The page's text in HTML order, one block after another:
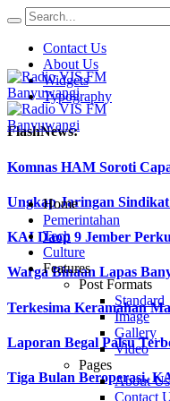
Contact Us
About Us
Widgets
Typography
FlashNews:
Komnas HAM Soroti
Ungkap Jaringan
KAI Daop 9 Jember
Warga Binaan Lapas
Terkesima Keramahan
Laporan Begal Palsu
Tiga Bulan Beroperasi,
Home
Pemerintahan
Tech
Culture
Features
Post Formats
Standard
Image
Gallery
Video
Pages
About Us
Contact